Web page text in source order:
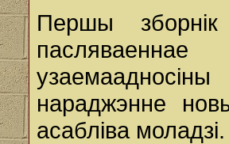
Першы
нараджэнне
асабліва моладзі.